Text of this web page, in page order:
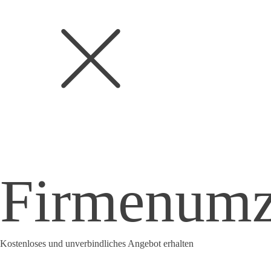
Kostenloses und unverbindliches Angebot erhalten